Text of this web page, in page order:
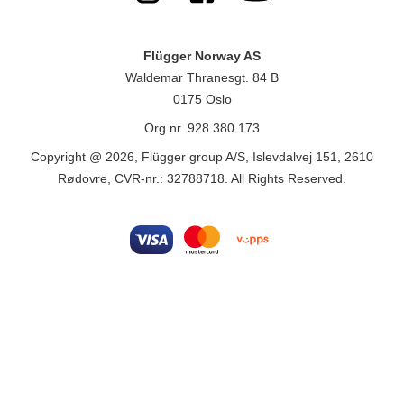
Flügger Norway AS
Waldemar Thranesgt. 84 B
0175 Oslo
Org.nr. 928 380 173
Copyright @ 2026, Flügger group A/S, Islevdalvej 151, 2610
Rødovre, CVR-nr.: 32788718. All Rights Reserved.